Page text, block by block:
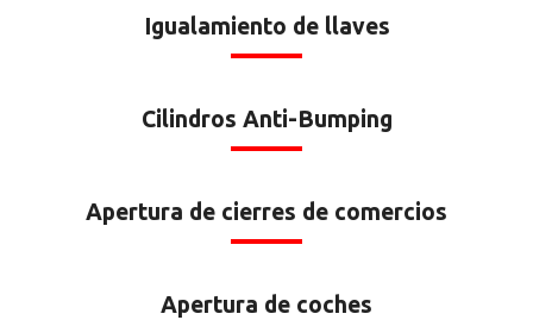
Igualamiento de llaves
Cilindros Anti-Bumping
Apertura de cierres de comercios
Apertura de coches